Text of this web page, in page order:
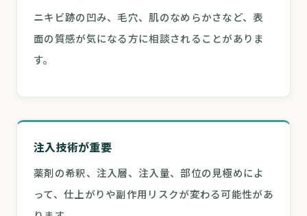
ニキビ跡の凹み、毛穴、肌のなめらかさなど、表
面の質感が気になる方に相談されることがありま
す。
注入技術が重要
薬剤の希釈、注入層、注入量、部位の見極めによ
って、仕上がりや副作用リスクが変わる可能性があ